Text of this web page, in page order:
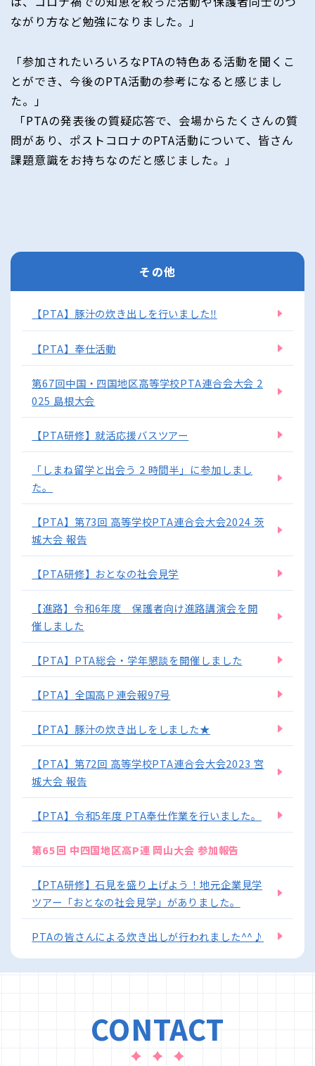
ながり方など勉強になりました。」
「参加されたいろいろなPTAの特色ある活動を聞くこ
とができ、今後のPTA活動の参考になると感じまし
た。」
「PTAの発表後の質疑応答で、会場からたくさんの質
問があり、ポストコロナのPTA活動について、皆さん
課題意識をお持ちなのだと感じました。」
その他
【PTA】豚汁の炊き出しを行いました‼
【PTA】奉仕活動
第67回中国・四国地区高等学校PTA連合会大会 2
025 島根大会
【PTA研修】就活応援バスツアー
「しまね留学と出会う 2 時間半」に参加しまし
た。
【PTA】第73回 高等学校PTA連合会大会2024 茨
城大会 報告
【PTA研修】おとなの社会見学
【進路】令和6年度 保護者向け進路講演会を開
催しました
【PTA】PTA総会・学年懇談を開催しました
【PTA】全国高Ｐ連会報97号
【PTA】豚汁の炊き出しをしました★
【PTA】第72回 高等学校PTA連合会大会2023 宮
城大会 報告
【PTA】令和5年度 PTA奉仕作業を行いました。
第65回 中四国地区高P連 岡山大会 参加報告
【PTA研修】石見を盛り上げよう！地元企業見学
ツアー「おとなの社会見学」がありました。
PTAの皆さんによる炊き出しが行われました^^♪
CONTACT